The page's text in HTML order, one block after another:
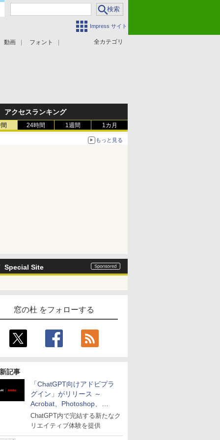
Impress サイト
全カテゴリ
動画 フォント
アクセスランキング
24時間 1週間 1カ月
もっと見る
Special Site
窓の杜 をフォローする
記事
「ChatGPT向けアドビプラ
グイン」がリリース ～
Acrobat、Photoshop、
Premiereなどの機能を1つの
プラグインに統合
ChatGPT内で完結する新たなク
リエイティブ体験を提供